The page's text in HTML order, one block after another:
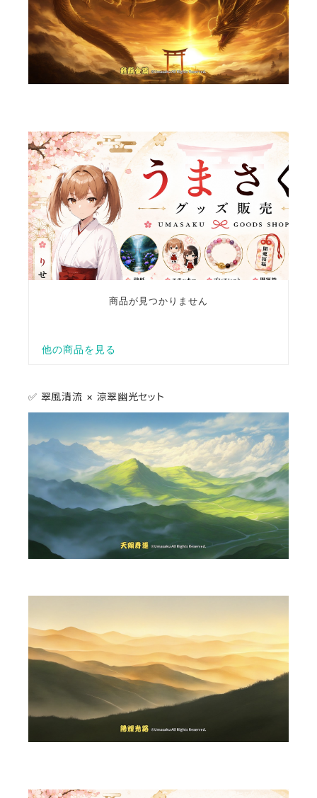
✅ 翠風清流 × 涼翠幽光セット